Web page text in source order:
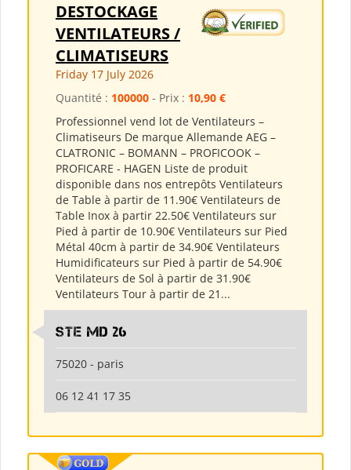
DESTOCKAGE
VENTILATEURS /
CLIMATISEURS
Friday 17 July 2026
Quantité : 100000 - Prix : 10,90 €
Professionnel vend lot de Ventilateurs –
Climatiseurs De marque Allemande AEG –
CLATRONIC – BOMANN – PROFICOOK –
PROFICARE - HAGEN Liste de produit
disponible dans nos entrepôts Ventilateurs
de Table à partir de 11.90€ Ventilateurs de
Table Inox à partir 22.50€ Ventilateurs sur
Pied à partir de 10.90€ Ventilateurs sur Pied
Métal 40cm à partir de 34.90€ Ventilateurs
Humidificateurs sur Pied à partir de 54.90€
Ventilateurs de Sol à partir de 31.90€
Ventilateurs Tour à partir de 21...
Ste md 26
75020 - paris
06 12 41 17 35